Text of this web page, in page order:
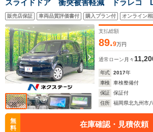
ラ/LEDオートライト
チホイール 電格
ー
スライドドア 衝突被害軽減 ドラレコ
スマートキー ETC 車線逸脱警報 オー
ム 電動格納ミラー Bluetooth DVD再
販売店保証 車両品質評価書付 購入プラン付 オンライン
支払総額
89.9万円
通常ローン 月々
年式 2017年
車検
車検整備付
保証
保証付
住所
福岡県北九州市
無
料
在庫確認・見積依頼